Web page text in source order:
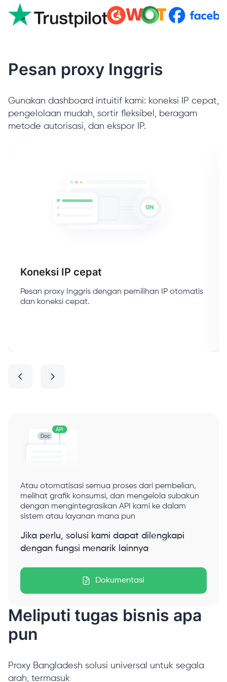
Pesan proxy Inggris
Gunakan dashboard intuitif kami: koneksi IP cepat,
pengelolaan mudah, sortir fleksibel, beragam
metode autorisasi, dan ekspor IP.
Koneksi IP cepat
Pesan proxy Inggris dengan pemilihan IP otomatis
dan koneksi cepat.
Atau otomatisasi semua proses dari pembelian,
melihat grafik konsumsi, dan mengelola subakun
dengan mengintegrasikan API kami ke dalam
sistem atau layanan mana pun
Jika perlu, solusi kami dapat dilengkapi
dengan fungsi menarik lainnya
Dokumentasi
Meliputi tugas bisnis apa
pun
Proxy Bangladesh solusi universal untuk segala
arah, termasuk